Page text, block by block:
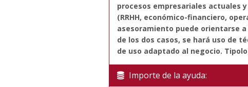
procesos empresariales actuales
(RRHH, económico-financiero,
asesoramiento puede orientarse
de los dos casos, se hará uso de
de uso adaptado al negocio.
Importe de la ayuda: